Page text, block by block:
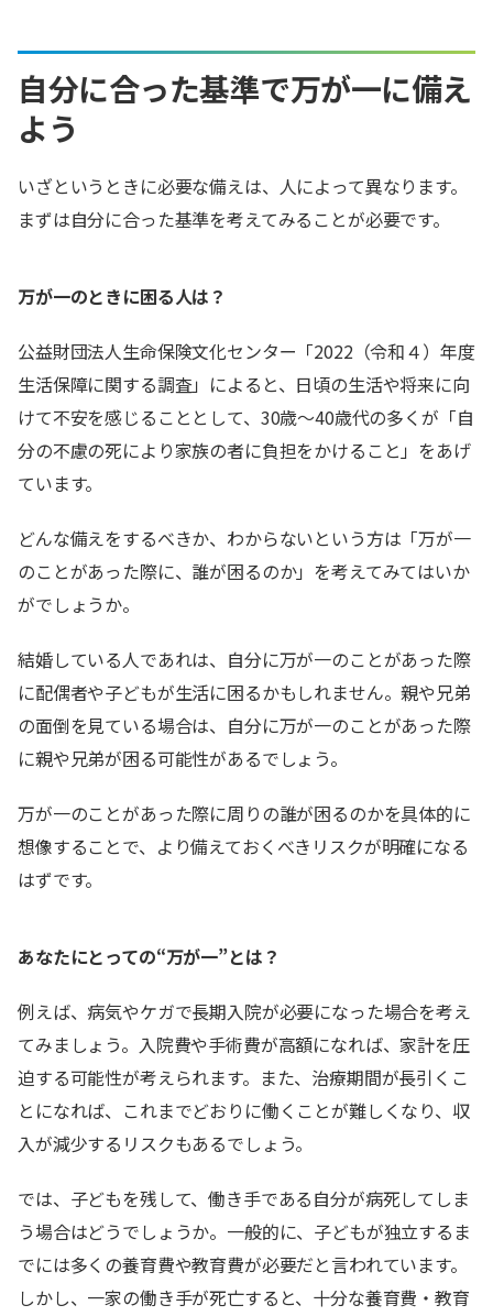
自分に合った基準で万が一に備え
よう
いざというときに必要な備えは、人によって異なります。
まずは自分に合った基準を考えてみることが必要です。
万が一のときに困る人は？
公益財団法人生命保険文化センター「2022（令和４）年度
生活保障に関する調査」によると、日頃の生活や将来に向
けて不安を感じることとして、30歳～40歳代の多くが「自
分の不慮の死により家族の者に負担をかけること」をあげ
ています。
どんな備えをするべきか、わからないという方は「万が一
のことがあった際に、誰が困るのか」を考えてみてはいか
がでしょうか。
結婚している人であれは、自分に万が一のことがあった際
に配偶者や子どもが生活に困るかもしれません。親や兄弟
の面倒を見ている場合は、自分に万が一のことがあった際
に親や兄弟が困る可能性があるでしょう。
万が一のことがあった際に周りの誰が困るのかを具体的に
想像することで、より備えておくべきリスクが明確になる
はずです。
あなたにとっての“万が一”とは？
例えば、病気やケガで長期入院が必要になった場合を考え
てみましょう。入院費や手術費が高額になれば、家計を圧
迫する可能性が考えられます。また、治療期間が長引くこ
とになれば、これまでどおりに働くことが難しくなり、収
入が減少するリスクもあるでしょう。
では、子どもを残して、働き手である自分が病死してしま
う場合はどうでしょうか。一般的に、子どもが独立するま
でには多くの養育費や教育費が必要だと言われています。
しかし、一家の働き手が死亡すると、十分な養育費・教育